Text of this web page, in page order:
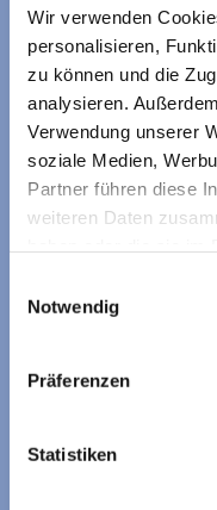
Wir verwenden
personalisieren,
zu können und die
analysieren.
Verwendung unserer
soziale Medien,
Partner führen diese
weiteren Daten
Notwendig
Präferenzen
Statistiken
young austria –
GmbH
Alpenstraße 108a •
+43 662 62 57 58
MO bis DO 7:30 –
SCHULEN